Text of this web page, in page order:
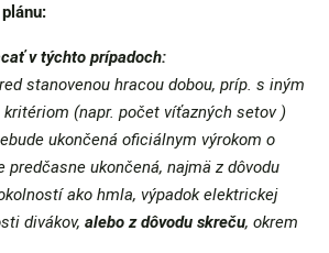
v týchto prípadoch:
stanovenou hracou dobou, príp. s iným
(napr. počet víťazných setov )
ukončená oficiálnym výrokom o
predčasne ukončená, najmä z dôvodu
ako hmla, výpadok elektrickej
divákov, alebo z dôvodu skreču, okrem